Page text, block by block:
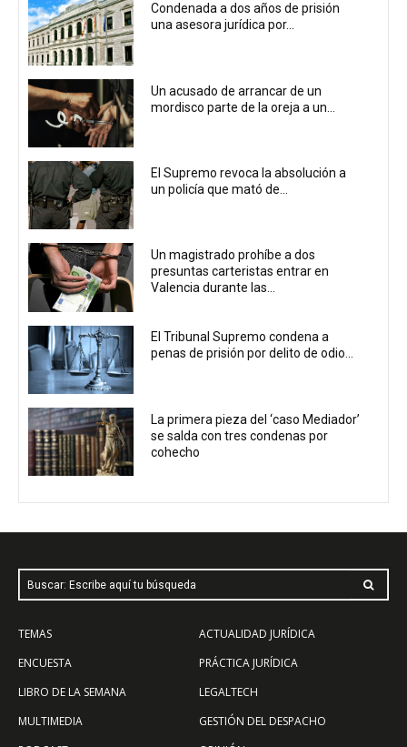
Condenada a dos años de prisión
una asesora jurídica por...
Un acusado de arrancar de un
mordisco parte de la oreja a un...
El Supremo revoca la absolución a
un policía que mató de...
Un magistrado prohíbe a dos
presuntas carteristas entrar en
Valencia durante las...
El Tribunal Supremo condena a
penas de prisión por delito de odio...
La primera pieza del ‘caso Mediador’
se salda con tres condenas por
cohecho
Buscar: Escribe aquí tu búsqueda
TEMAS
ENCUESTA
LIBRO DE LA SEMANA
MULTIMEDIA
ACTUALIDAD JURÍDICA
PRÁCTICA JURÍDICA
LEGALTECH
GESTIÓN DEL DESPACHO